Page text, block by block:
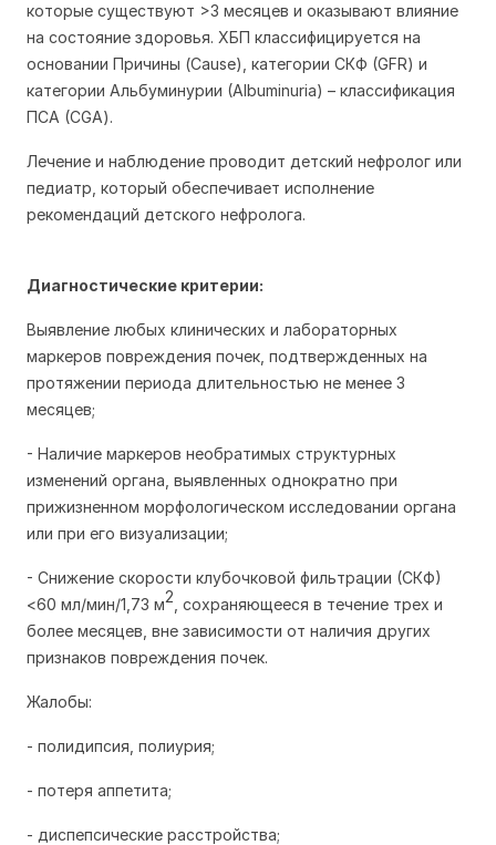
которые существуют >3 месяцев и оказывают влияние
на состояние здоровья. ХБП классифицируется на
основании Причины (Cause), категории СКФ (GFR) и
категории Альбуминурии (Аlbuminuria) – классификация
ПСА (CGA).
Лечение и наблюдение проводит детский нефролог или
педиатр, который обеспечивает исполнение
рекомендаций детского нефролога.
Диагностические критерии:
Выявление любых клинических и лабораторных
маркеров повреждения почек, подтвержденных на
протяжении периода длительностью не менее 3
месяцев;
- Наличие маркеров необратимых структурных
изменений органа, выявленных однократно при
прижизненном морфологическом исследовании органа
или при его визуализации;
- Снижение скорости клубочковой фильтрации (СКФ)
<60 мл/мин/1,73 м2 , сохраняющееся в течение трех и
более месяцев, вне зависимости от наличия других
признаков повреждения почек.
Жалобы:
- полидипсия, полиурия;
- потеря аппетита;
- диспепсические расстройства;